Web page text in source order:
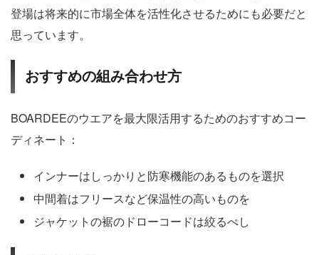
登場は将来的に市場全体を活性化させるためにも必要だと
思っています。
おすすめの組み合わせ方
BOARDEEのウエアを最大限活用するためのおすすめコー
ディネート：
インナーはしっかりと防寒機能のあるものを選択
中間着はフリースなど保温性の高いものを
ジャケットの裾のドローコードは絞るべし